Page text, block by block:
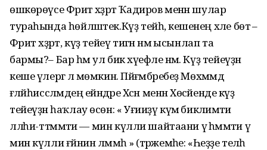
өшкөрөүсе Фәрит хәҙрәт Ҡадиров менән шулар
тураһында һөйләштек.Күҙ тейһә, кешенең хәле бөтә –
Фәрит хәҙрәт, күҙ тейеү тигән нәмә ысынлап та
бармы?– Бар һәм ул бик хәүефле нәмә. Күҙ тейеүҙән
кеше үлергә лә мөмкин. Пәйғәмбәребеҙ Мөхәммәд
ғәләйһиссәләмдең ейәндәре Хәсән менән Хөсәйенде күҙ
тейеүҙән һаҡлау өсөн: « Уғииҙү күмәә бикәлимәәти
лләәһи-ттәәммәәти — мин күлли шайтаани үә һәәммәти үә
мин күлли ғәйнин ләммәһ » (тәржемәһе: «Һеҙҙе теләһә